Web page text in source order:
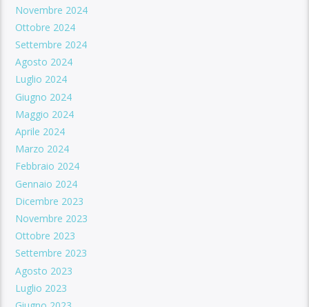
Novembre 2024
Ottobre 2024
Settembre 2024
Agosto 2024
Luglio 2024
Giugno 2024
Maggio 2024
Aprile 2024
Marzo 2024
Febbraio 2024
Gennaio 2024
Dicembre 2023
Novembre 2023
Ottobre 2023
Settembre 2023
Agosto 2023
Luglio 2023